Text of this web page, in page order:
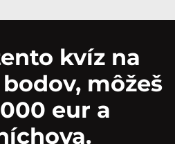
kvíz na
môžeš
eur a